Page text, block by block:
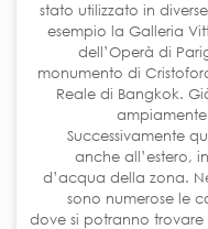
stato utilizzato in
esempio la Galleria
dell’Operà di
monumento di
Reale di Bangkok.
Successivamente
anche all’estero,
d’acqua della zona.
sono numerose le
dove si potranno trovare